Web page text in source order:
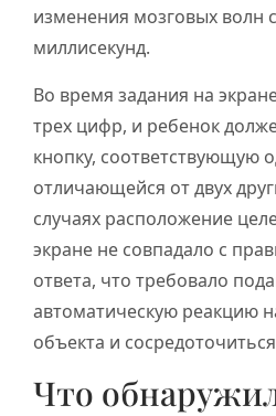
изменения мозговых волн
миллисекунд.
Во время задания на
трех цифр, и ребенок
кнопку, соответствующую
отличающейся от двух
случаях расположение
экране не совпадало с
ответа, что требовало
автоматическую реакцию
объекта и
Что